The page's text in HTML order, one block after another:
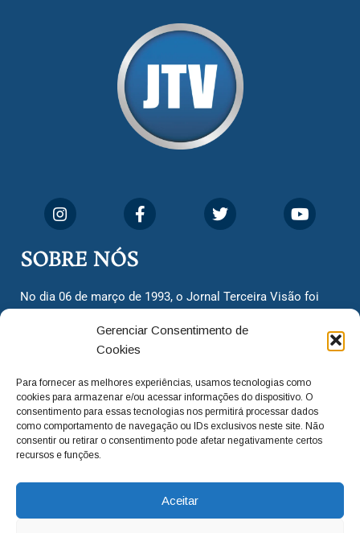
Gerenciar Consentimento de
Cookies
Para fornecer as melhores experiências, usamos tecnologias como
cookies para armazenar e/ou acessar informações do dispositivo. O
consentimento para essas tecnologias nos permitirá processar dados
como comportamento de navegação ou IDs exclusivos neste site. Não
consentir ou retirar o consentimento pode afetar negativamente certos
recursos e funções.
Aceitar
SOBRE NÓS
No dia 06 de março de 1993, o Jornal Terceira Visão foi
cidadãos valinhenses, já que naquela época só existiam
dois jornais. Há mais de 30 anos, o jornal continua
com o foco de trazer as melhores notícias. Nunca
deixamos de lado as necessidades do cidadão, sempre
questionando os órgãos públicos em busca de melhorias
para a cidade e sempre cobrando resoluções para casos
adm@jtv.com.br (19) 3929-6225